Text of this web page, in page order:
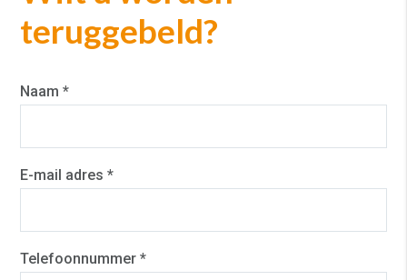
teruggebeld?
Naam *
E-mail adres *
Telefoonnummer *